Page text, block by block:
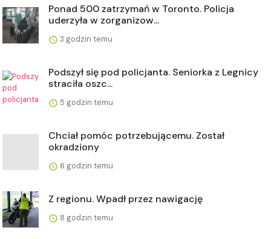
Ponad 500 zatrzymań w Toronto. Policja
uderzyła w zorganizow...
3 godzin temu
Podszył się pod policjanta. Seniorka z Legnicy
straciła oszc...
5 godzin temu
Chciał pomóc potrzebującemu. Został
okradziony
6 godzin temu
Z regionu. Wpadł przez nawigację
8 godzin temu